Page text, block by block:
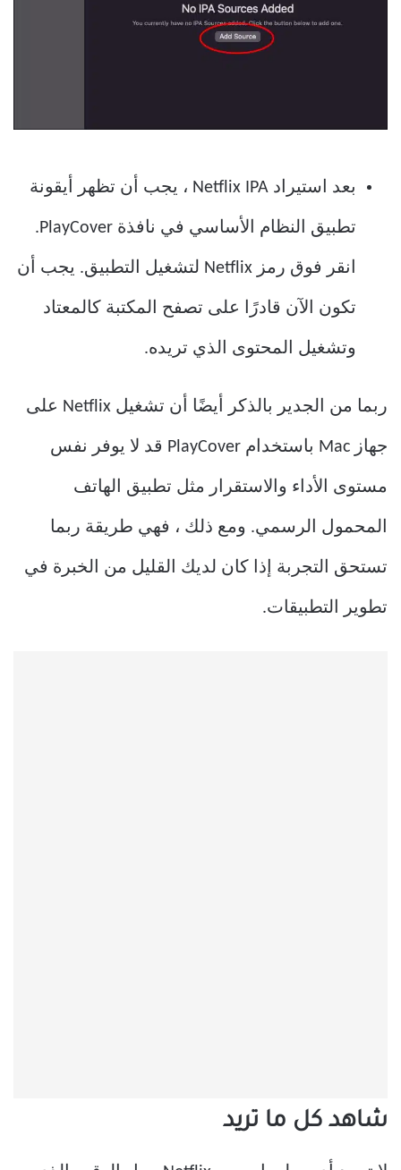
بعد استيراد Netflix IPA ، يجب أن تظهر أيقونة
تطبيق النظام الأساسي في نافذة PlayCover.
انقر فوق رمز Netflix لتشغيل التطبيق. يجب أن
تكون الآن قادرًا على تصفح المكتبة كالمعتاد
وتشغيل المحتوى الذي تريده.
ربما من الجدير بالذكر أيضًا أن تشغيل Netflix على
جهاز Mac باستخدام PlayCover قد لا يوفر نفس
مستوى الأداء والاستقرار مثل تطبيق الهاتف
المحمول الرسمي. ومع ذلك ، فهي طريقة ربما
تستحق التجربة إذا كان لديك القليل من الخبرة في
تطوير التطبيقات.
شاهد كل ما تريد